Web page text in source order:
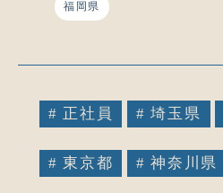
福岡県
# 正社員 # 埼玉県
# 東京都 # 神奈川県